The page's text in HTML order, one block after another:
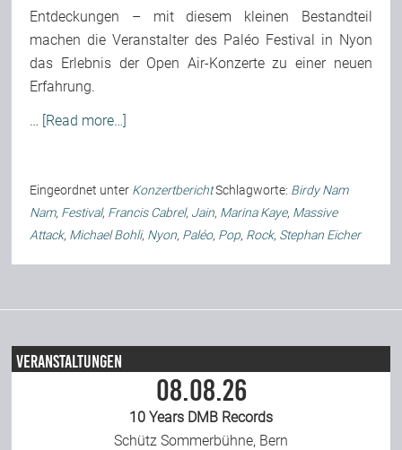
Backstage
Kontakt
Team
Join Us
Support Us
Kalender
Entdeckungen – mit diesem kleinen Bestandteil
machen die Veranstalter des Paléo Festival in Nyon
das Erlebnis der Open Air-Konzerte zu einer neuen
Erfahrung.
… [Read more…]
Eingeordnet unter KonzertberichtSchlagworte: Birdy Nam
Nam, Festival, Francis Cabrel, Jain, Marina Kaye, Massive
Attack, Michael Bohli, Nyon, Paléo, Pop, Rock, Stephan Eicher
Veranstaltungen
08.08.26
10 Years DMB Records
Schütz Sommerbühne, Bern